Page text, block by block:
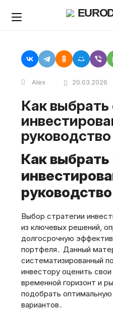
Alex 20.03.2026
Как выбрать стратегию
руководство
Как
руководство
Выбор стратегии
из ключевых решений,
долгосрочную
портфеля․ Данный
систематизированный
инвестору оценить
временной горизонт и
подобрать
вариантов․